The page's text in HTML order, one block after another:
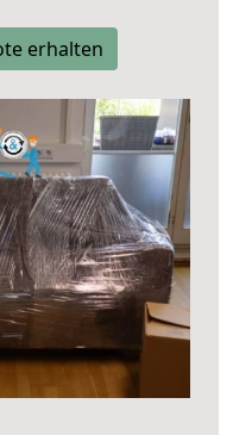
erhalten